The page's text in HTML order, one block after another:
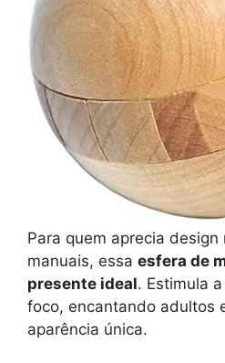
Para quem aprecia
manuais, essa esfera de
presente ideal. Estimula
foco, encantando adultos
aparência única.